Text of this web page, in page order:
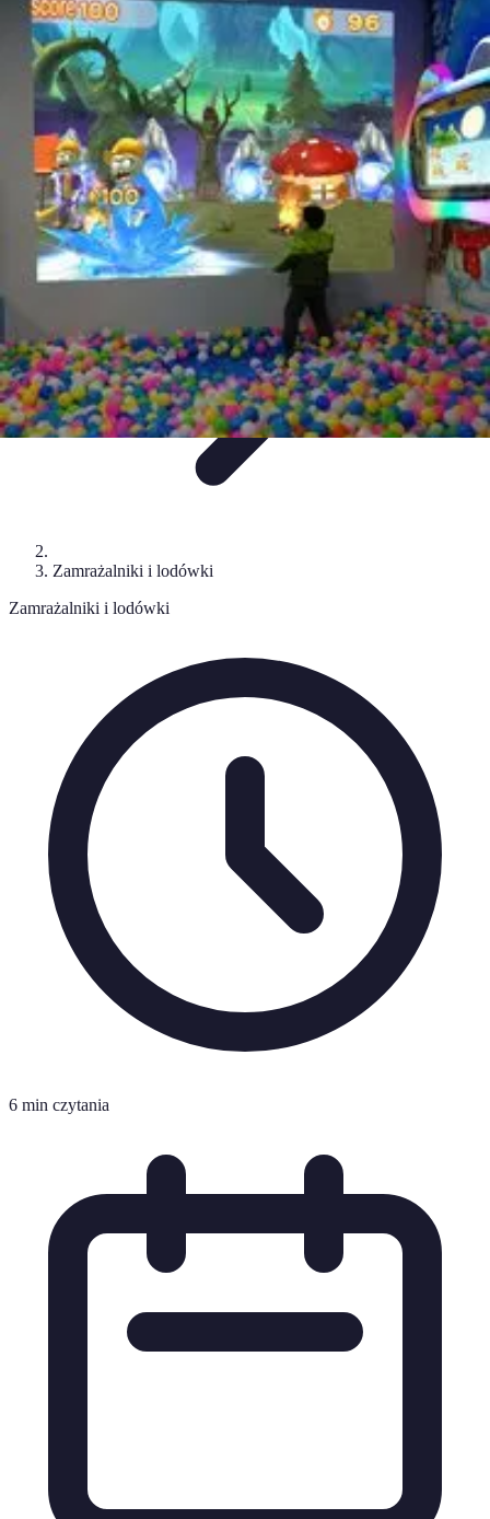
Nowoczesne AGD
Trendy i nowinkiZmywarki Nowości i TrendyLodówkiPorady
zakupu
Nowoczesne AGD
Zamrażalniki i lodówki
Zamrażalniki i lodówki
6 min czytania